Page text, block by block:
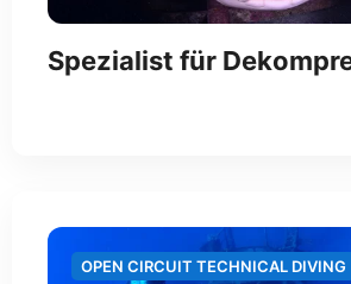
Spezialist für
OPEN CIRCUIT TECHNICAL DIVING